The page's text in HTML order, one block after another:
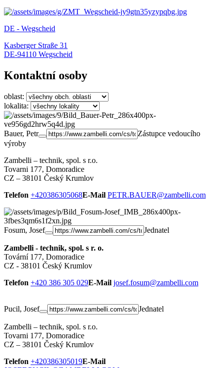
DE - Wegscheid
Kasberger Straße 31
DE-94110 Wegscheid
Kontaktní osoby
oblast:
lokalita:
Bauer, Petr
Zástupce vedoucího
výroby
Zambelli – technik, spol. s r.o.
Tovarni 177, Domoradice
CZ – 38101 Český Krumlov
Telefon +420386305068E-Mail PETR.BAUER@zambelli.com
Fosum, Josef Jednatel
Zambelli - technik, spol. s r. o.
Tovární 177, Domoradice
CZ - 38101 Český Krumlov
Telefon +420 386 305 029E-Mail josef.fosum@zambelli.com
Pucil, Josef Jednatel
Zambelli – technik, spol. s r.o.
Tovarni 177, Domoradice
CZ – 38101 Český Krumlov
Telefon +420386305019E-Mail